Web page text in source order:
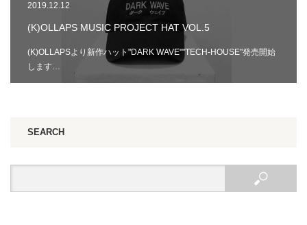
2019.12.12
(K)OLLAPS MUSIC PROJECT HAT VOL.5
(K)OLLAPSより新作ハット"DARK WAVE""TECH-HOUSE"発売開始
します…
SEARCH